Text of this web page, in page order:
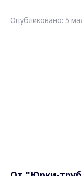
Опубликовано: 5